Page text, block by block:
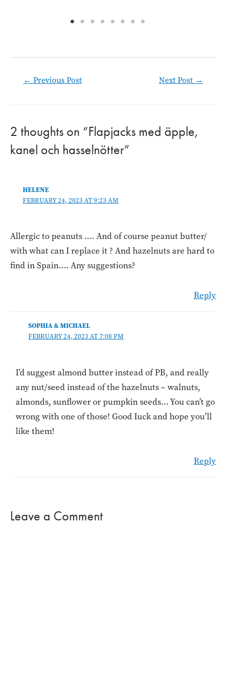
← Previous Post Next Post →
2 thoughts on “Flapjacks med äpple,
kanel och hasselnötter”
HELENE
FEBRUARY 24, 2023 AT 9:23 AM
Allergic to peanuts …. And of course peanut butter/
with what can I replace it ? And hazelnuts are hard to
find in Spain…. Any suggestions?
Reply
SOPHIA & MICHAEL
FEBRUARY 24, 2023 AT 7:08 PM
I’d suggest almond butter instead of PB, and really
any nut/seed instead of the hazelnuts – walnuts,
almonds, sunflower or pumpkin seeds… You can’t go
wrong with one of those! Good Iuck and hope you’ll
like them!
Reply
Leave a Comment